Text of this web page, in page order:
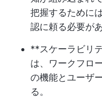
把握するために
認に頼る必要が
**スケーラビリ
は、ワークフロ
の機能とユーザ
る。